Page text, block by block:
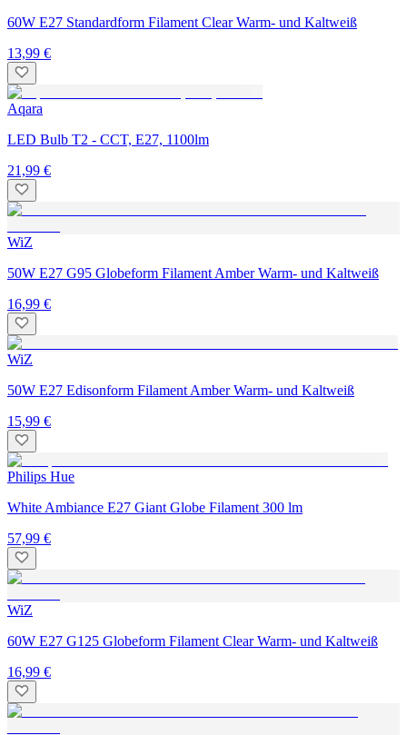
60W E27 Standardform Filament Clear Warm- und Kaltweiß
13,99 €
Aqara
LED Bulb T2 - CCT, E27, 1100lm
21,99 €
WiZ
50W E27 G95 Globeform Filament Amber Warm- und Kaltweiß
16,99 €
WiZ
50W E27 Edisonform Filament Amber Warm- und Kaltweiß
15,99 €
Philips Hue
White Ambiance E27 Giant Globe Filament 300 lm
57,99 €
WiZ
60W E27 G125 Globeform Filament Clear Warm- und Kaltweiß
16,99 €